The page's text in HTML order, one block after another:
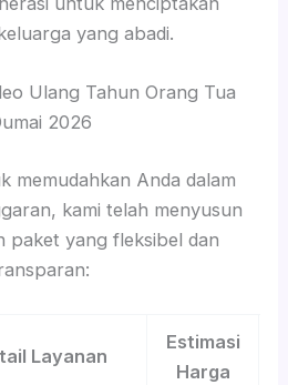
yang abadi.
Ulang Tahun Orang Tua
2026
memudahkan Anda dalam
kami telah menyusun
paket yang fleksibel dan
Layanan
Estimasi
Harga